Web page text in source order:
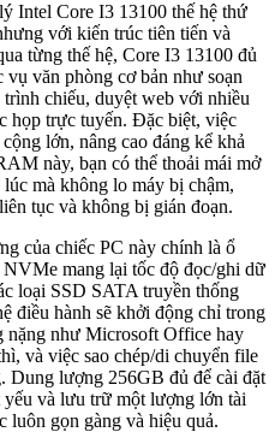
Intel Core I3 13100 thế hệ thứ
với kiến trúc tiên tiến và
từng thế hệ, Core I3 13100 đủ
văn phòng cơ bản như soạn
chiếu, duyệt web với nhiều
họp trực tuyến. Đặc biệt, việc
lớn, nâng cao đáng kể khả
này, bạn có thể thoải mái mở
mà không lo máy bị chậm,
tục và không bị gián đoạn.
của chiếc PC này chính là ổ
mang lại tốc độ đọc/ghi dữ
loại SSD SATA truyền thống
điều hành sẽ khởi động chỉ trong
nặng như Microsoft Office hay
và việc sao chép/di chuyển file
Dung lượng 256GB đủ để cài đặt
yếu và lưu trữ một lượng lớn tài
luôn gọn gàng và hiệu quả.